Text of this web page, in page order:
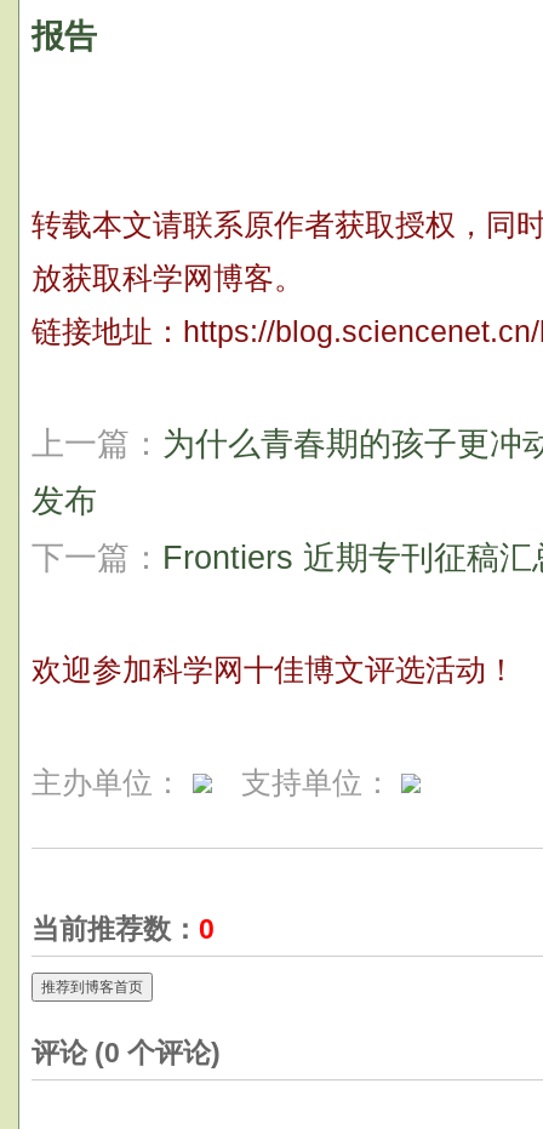
报告
转载本文请联系原作者获取授权，同
放获取科学网博客。
链接地址： https://
上一篇： 为什么青春期的孩子更冲
发布
下一篇： Frontiers 近期专刊征稿
欢迎参加科学网十佳博文评选活动！
主办单位： 支持单位：
当前推荐数： 0
推荐到博客首页
评论 (0 个评论)